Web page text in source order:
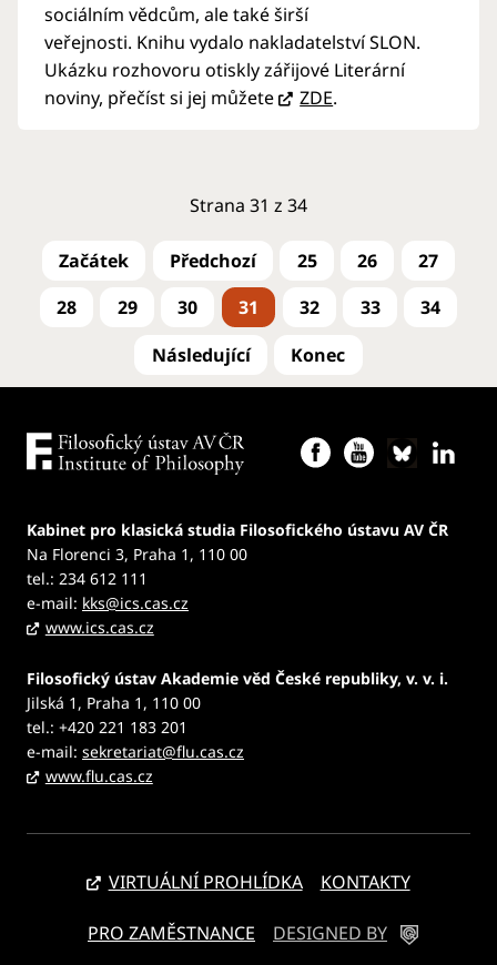
sociálním vědcům, ale také širší
veřejnosti. Knihu vydalo nakladatelství SLON.
Ukázku rozhovoru otiskly zářijové Literární
noviny, přečíst si jej můžete
ZDE.
Strana 31 z 34
25 26
27
28
29 30 31 32 33 34
Kabinet pro klasická studia Filosofického ústavu AV ČR
Na Florenci 3, Praha 1, 110 00
tel.: 234 612 111
e-mail: kks@ics.cas.cz
www.ics.cas.cz
Filosofický ústav Akademie věd České republiky, v. v. i.
Jilská 1, Praha 1, 110 00
tel.: +420 221 183 201
e-mail: sekretariat@flu.cas.cz
www.flu.cas.cz
VIRTUÁLNÍ PROHLÍDKA KONTAKTY
PRO ZAMĚSTNANCE DESIGNED BY